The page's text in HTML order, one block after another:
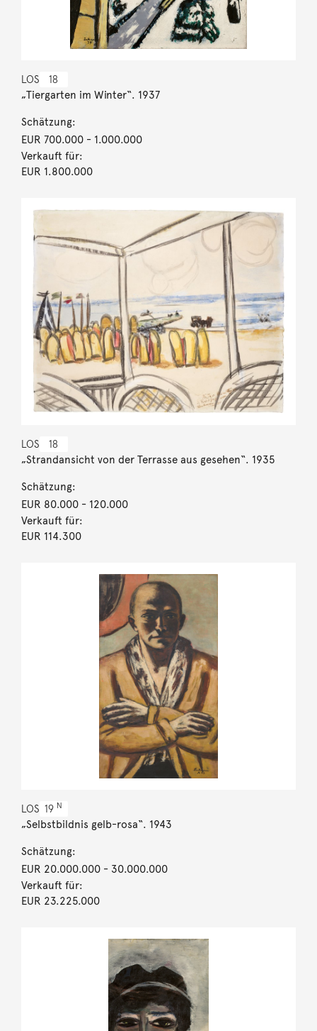
LOS 18
„Tiergarten im Winter“. 1937
Schätzung:
EUR 700.000- 1.000.000
Verkauft für:
EUR 1.800.000
LOS 18
„Strandansicht von der Terrasse aus gesehen“. 1935
Schätzung:
EUR 80.000- 120.000
Verkauft für:
EUR 114.300
LOS 19 N
„Selbstbildnis gelb-rosa“. 1943
Schätzung:
EUR 20.000.000- 30.000.000
Verkauft für:
EUR 23.225.000